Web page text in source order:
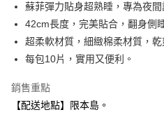
街口支付
悠遊付
Google Pay
全盈+PAY
蘇菲彈力貼身超熟睡，專為夜
42cm長度，完美貼合，翻身側
超柔軟材質，細緻棉柔材質，乾
每包10片，實用又便利。
銷售重點
【配送地點】限本島。